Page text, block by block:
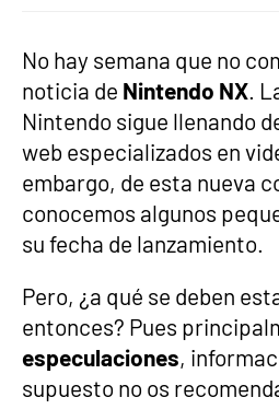
No hay semana que no
noticia de Nintendo NX.
Nintendo sigue llenando
web especializados en
embargo, de esta nueva
conocemos algunos
su fecha de lanzamiento.
Pero, ¿a qué se deben
entonces? Pues
especulaciones,
supuesto no os